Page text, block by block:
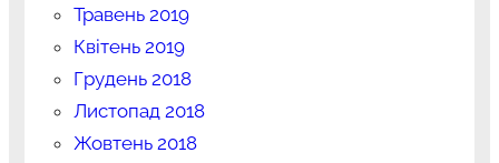
Травень 2019
Квітень 2019
Грудень 2018
Листопад 2018
Жовтень 2018